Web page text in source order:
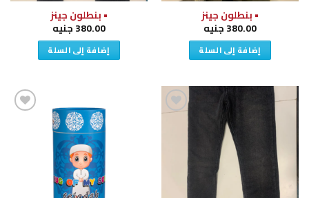
• بنطلون جينز
380.00جنيه
إضافة إلى السلة
• بنطلون جينز
380.00جنيه
إضافة إلى السلة